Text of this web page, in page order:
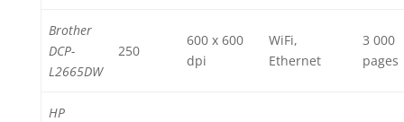
Brother
DCP-
L2665DW
250
600 x 600
dpi
WiFi,
Ethernet
3 000
pages
HP